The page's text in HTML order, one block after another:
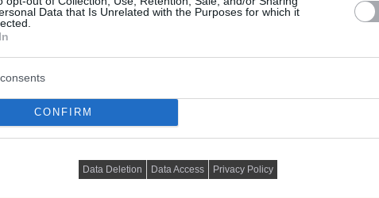
Data that Is Unrelated with the Purposes for which it
CONFIRM
Data Deletion Data Access Privacy Policy